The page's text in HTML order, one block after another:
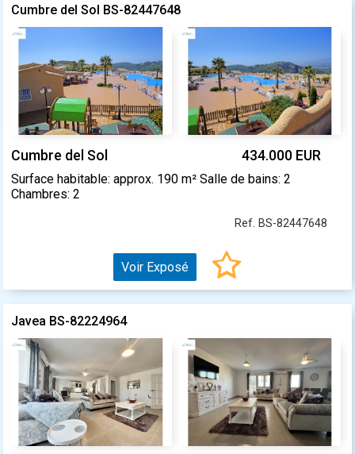
Cumbre del Sol BS-82447648
Cumbre del Sol 434.000 EUR
Surface habitable: approx. 190 m² Salle de bains: 2
Chambres: 2
Ref. BS-82447648
Voir Exposé
Javea BS-82224964